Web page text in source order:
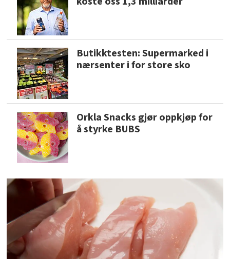
Butikktesten: Supermarked i
nærsenter i for store sko
Orkla Snacks gjør oppkjøp for
å styrke BUBS